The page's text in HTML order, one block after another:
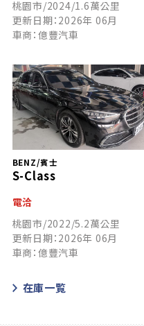
桃園市/2024/1.6萬公里
更新日期：2026年 06月
車商：億豐汽車
BENZ/賓士
S-Class
電洽
桃園市/2022/5.2萬公里
更新日期：2026年 06月
車商：億豐汽車
在庫一覧